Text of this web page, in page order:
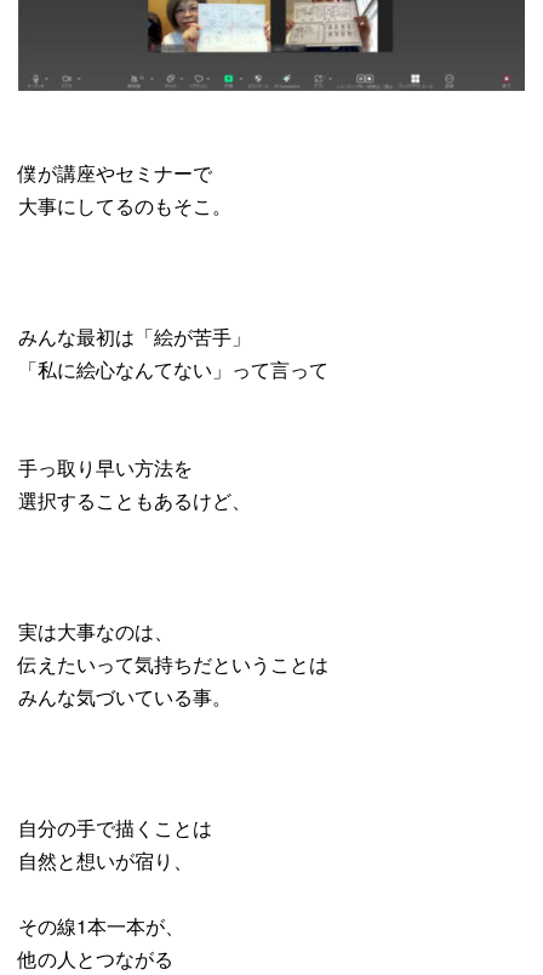
僕が講座やセミナーで
大事にしてるのもそこ。
みんな最初は「絵が苦手」
「私に絵心なんてない」って言って
手っ取り早い方法を
選択することもあるけど、
実は大事なのは、
伝えたいって気持ちだということは
みんな気づいている事。
自分の手で描くことは
自然と想いが宿り、
その線1本一本が、
他の人とつながる